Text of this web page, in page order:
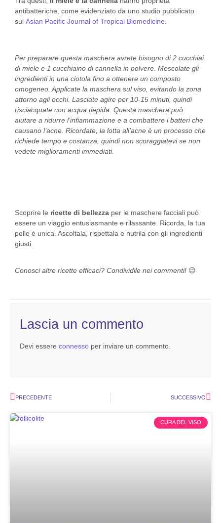
antibatteriche, come evidenziato da uno studio pubblicato
sul Asian Pacific Journal of Tropical Biomedicine
Per preparare questa maschera avrete bisogno di 2 cucchiai
di miele e 1 cucchiaino di cannella in polvere. Mescolate gli
ingredienti in una ciotola fino a ottenere un composto
omogeneo. Applicate la maschera sul viso, evitando la zona
attorno agli occhi. Lasciate agire per 10-15 minuti, quindi
risciacquate con acqua tiepida. Questa maschera può
aiutare a ridurre l’infiammazione e a combattere i batteri che
causano l’acne. Ricordate, la lotta all’acne è un processo che
richiede tempo e costanza, quindi non scoraggiatevi se non
vedete miglioramenti immediati.
Scoprire le ricette di bellezza per le maschere facciali può
essere un viaggio entusiasmante e rilassante. Ricorda, la tua
pelle è unica. Ascoltala, rispettala e nutrila con gli ingredienti
giusti.
Conosci altre ricette efficaci? Condividile nei commenti! 😉
Lascia un commento
Devi essere connesso per inviare un commento.
PRECEDENTE SUCCESSIVO
CURA DEL VISO